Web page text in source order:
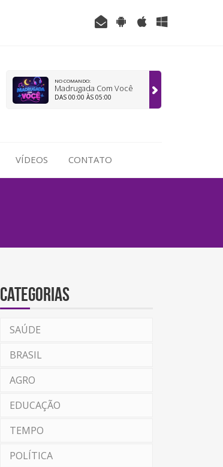
NO COMANDO:
Madrugada Com Você
DAS 00:00 ÀS 05:00
VÍDEOS CONTATO
Categorias
SAÚDE
BRASIL
AGRO
EDUCAÇÃO
TEMPO
POLÍTICA